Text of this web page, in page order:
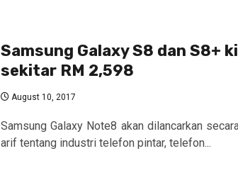
Samsung Galaxy S8 dan S8+
sekitar RM 2,598
August 10, 2017
Samsung Galaxy Note8 akan dilancarkan
arif tentang industri telefon pintar, telefon...